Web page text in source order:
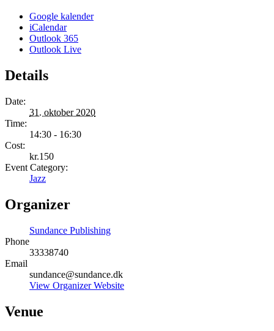
Google kalender
iCalendar
Outlook 365
Outlook Live
Details
Date:
31. oktober 2020
Time:
14:30 - 16:30
Cost:
kr.150
Event Category:
Jazz
Organizer
Sundance Publishing
Phone
33338740
Email
sundance@sundance.dk
View Organizer Website
Venue